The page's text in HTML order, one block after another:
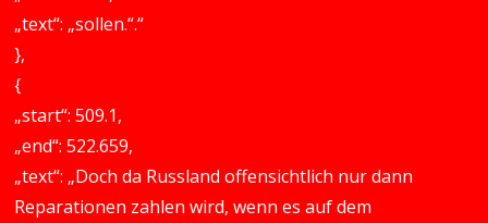
„text“: „sollen.“.“
},
{
„start“: 509.1,
„end“: 522.659,
„text“: „Doch da Russland offensichtlich nur dann
Reparationen zahlen wird, wenn es auf dem